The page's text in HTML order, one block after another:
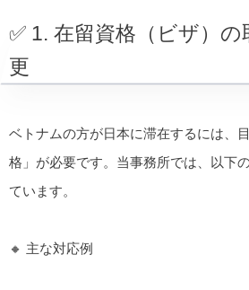
✅ 1. 在留資格（ビザ）
更
ベトナムの方が日本に滞在するには、
格」が必要です。当事務所では、以下
ています。
🔸 主な対応例